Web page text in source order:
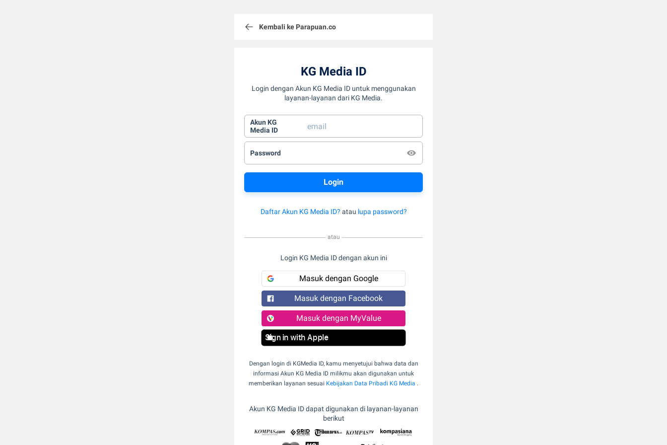
Kembali ke Parapuan.co
KG Media ID
Login dengan Akun KG Media ID untuk menggunakan
layanan-layanan dari KG Media.
Akun KG
Media ID
Password
Daftar Akun KG Media ID? atau lupa password?
atau
Login KG Media ID dengan akun ini
Masuk dengan Google
Masuk dengan Facebook
Masuk dengan MyValue
Sign in with Apple
Dengan login di KGMedia ID, kamu menyetujui bahwa data dan
informasi Akun KG Media ID milikmu akan digunakan untuk
memberikan layanan sesuai Kebijakan Data Pribadi KG Media .
Akun KG Media ID dapat digunakan di layanan-layanan
berikut